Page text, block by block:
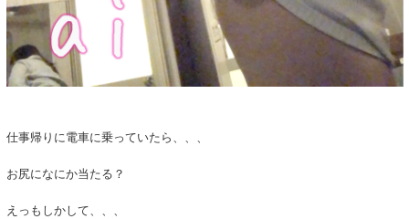
仕事帰りに電車に乗っていたら、、、
お尻になにか当たる？
えっもしかして、、、